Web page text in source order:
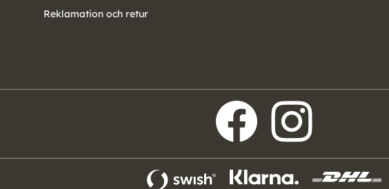
Reklamation och retur